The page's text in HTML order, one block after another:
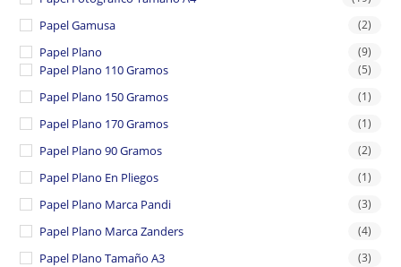
Papel Gamusa (2)
Papel Plano (9)
Papel Plano 110 Gramos (5)
Papel Plano 150 Gramos (1)
Papel Plano 170 Gramos (1)
Papel Plano 90 Gramos (2)
Papel Plano En Pliegos (1)
Papel Plano Marca Pandi (3)
Papel Plano Marca Zanders (4)
Papel Plano Tamaño A3 (3)